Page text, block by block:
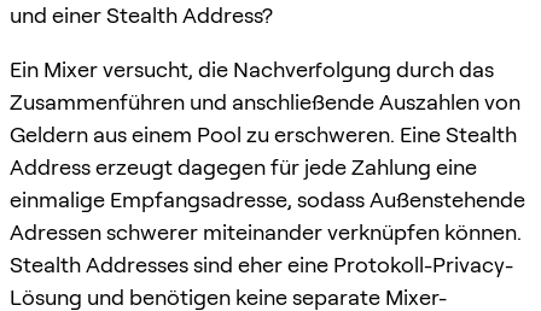
und einer Stealth Address?
Ein Mixer versucht, die Nachverfolgung durch das
Zusammenführen und anschließende Auszahlen von
Geldern aus einem Pool zu erschweren. Eine Stealth
Address erzeugt dagegen für jede Zahlung eine
einmalige Empfangsadresse, sodass Außenstehende
Adressen schwerer miteinander verknüpfen können.
Stealth Addresses sind eher eine Protokoll-Privacy-
Lösung und benötigen keine separate Mixer-